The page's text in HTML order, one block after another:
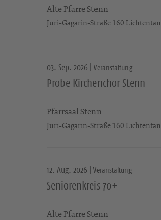
Alte Pfarre Stenn
Juri-Gagarin-Straße 160
03. Sep. 2026 | Veranstaltung
Probe Kirchenchor Stenn
Pfarrsaal Stenn
Juri-Gagarin-Straße 160
12. Aug. 2026 | Veranstaltung
Seniorenkreis 70+
Alte Pfarre Stenn